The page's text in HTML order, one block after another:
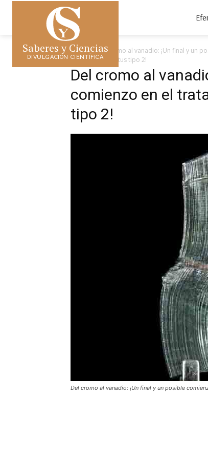
Saberes y Ciencias
DIVULGACIÓN CIENTÍFICA
Inicio Del cromo al vanadio: ¡Un final y un
la Diabetes Mellitus tipo 2!
Del cromo al
comienzo en el
tipo 2!
Del cromo al vanadio: ¡Un final y un posible